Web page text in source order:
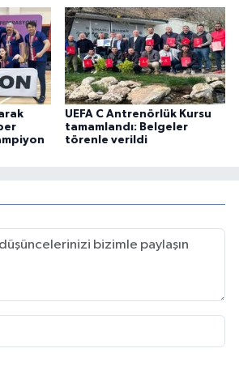
UEFA C Antrenörlük Kursu
tamamlandı: Belgeler
törenle verildi